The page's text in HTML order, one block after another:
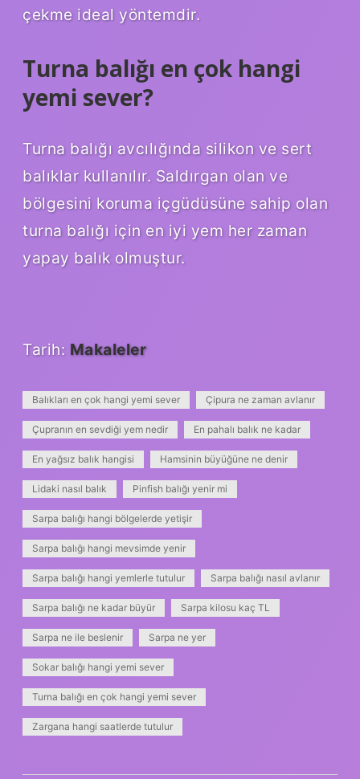
çekme ideal yöntemdir.
Turna balığı en çok hangi
yemi sever?
Turna balığı avcılığında silikon ve sert
balıklar kullanılır. Saldırgan olan ve
bölgesini koruma içgüdüsüne sahip olan
turna balığı için en iyi yem her zaman
yapay balık olmuştur.
Tarih: Makaleler
Balıkları en çok hangi yemi sever Çipura ne zaman avlanır
Çupranın en sevdiği yem nedir En pahalı balık ne kadar
En yağsız balık hangisi Hamsinin büyüğüne ne denir
Lidaki nasıl balık Pinfish balığı yenir mi
Sarpa balığı hangi bölgelerde yetişir
Sarpa balığı hangi mevsimde yenir
Sarpa balığı hangi yemlerle tutulur Sarpa balığı nasıl avlanır
Sarpa balığı ne kadar büyür Sarpa kilosu kaç TL
Sarpa ne ile beslenir Sarpa ne yer
Sokar balığı hangi yemi sever
Turna balığı en çok hangi yemi sever
Zargana hangi saatlerde tutulur